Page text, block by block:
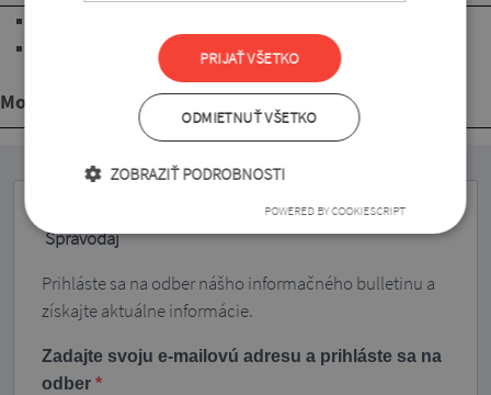
s dĺžkou pod úroveň bokov
Mohlo by sa Vám páčiť
Spravodaj
Prihláste sa na odber nášho informačného bulletinu a
získajte aktuálne informácie.
Zadajte svoju e-mailovú adresu a prihláste sa na
odber
PRIJAŤ VŠETKO
ODMIETNUŤ VŠETKO
ZOBRAZIŤ PODROBNOSTI
POWERED BY COOKIESCRIPT